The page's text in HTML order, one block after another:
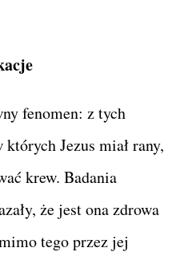
fenomen: z tych
Jezus miał rany,
krew. Badania
że jest ona zdrowa
tego przez jej